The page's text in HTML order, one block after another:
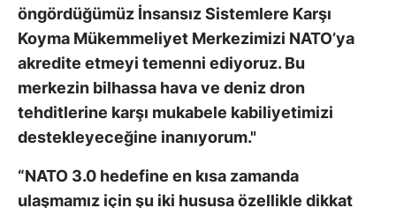
öngördüğümüz İnsansız Sistemlere Karşı
Koyma Mükemmeliyet Merkezimizi NATO’ya
akredite etmeyi temenni ediyoruz. Bu
merkezin bilhassa hava ve deniz dron
tehditlerine karşı mukabele kabiliyetimizi
destekleyeceğine inanıyorum."
“NATO 3.0 hedefine en kısa zamanda
ulaşmamız için şu iki hususa özellikle dikkat